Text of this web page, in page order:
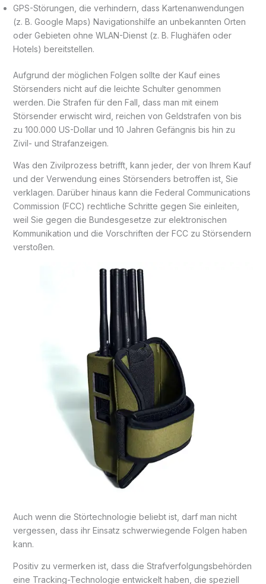
GPS-Störungen, die verhindern, dass Kartenanwendungen
(z. B. Google Maps) Navigationshilfe an unbekannten Orten
oder Gebieten ohne WLAN-Dienst (z. B. Flughäfen oder
Hotels) bereitstellen.
Aufgrund der möglichen Folgen sollte der Kauf eines
Störsenders nicht auf die leichte Schulter genommen
werden. Die Strafen für den Fall, dass man mit einem
Störsender erwischt wird, reichen von Geldstrafen von bis
zu 100.000 US-Dollar und 10 Jahren Gefängnis bis hin zu
Zivil- und Strafanzeigen.
Was den Zivilprozess betrifft, kann jeder, der von Ihrem Kauf
und der Verwendung eines Störsenders betroffen ist, Sie
verklagen. Darüber hinaus kann die Federal Communications
Commission (FCC) rechtliche Schritte gegen Sie einleiten,
weil Sie gegen die Bundesgesetze zur elektronischen
Kommunikation und die Vorschriften der FCC zu Störsendern
verstoßen.
Auch wenn die Störtechnologie beliebt ist, darf man nicht
vergessen, dass ihr Einsatz schwerwiegende Folgen haben
kann.
Positiv zu vermerken ist, dass die Strafverfolgungsbehörden
eine Tracking-Technologie entwickelt haben, die speziell